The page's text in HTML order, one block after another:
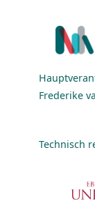
Frederike
Technisch